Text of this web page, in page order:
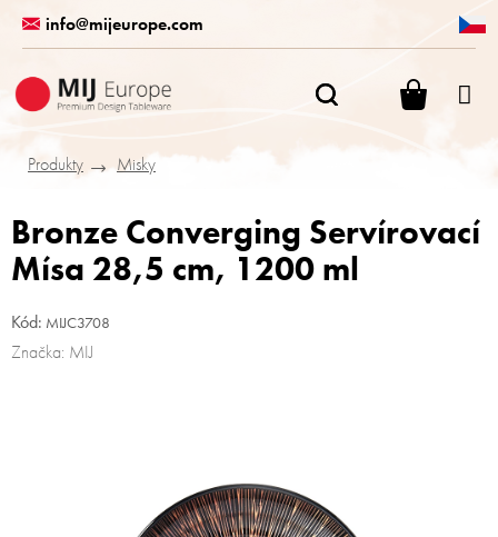
obsah
info@mijeurope.com
Produkty
Misky
Bronze Converging Servírovací
Mísa 28,5 cm, 1200 ml
Kód: MIJC3708
Značka: MIJ